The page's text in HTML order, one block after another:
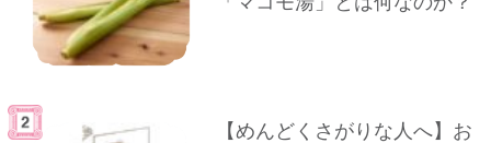
【めんどくさがりな人へ】お